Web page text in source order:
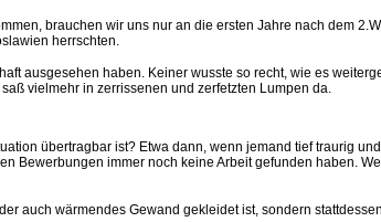
brauchen wir uns nur an die ersten Jahre nach dem
herrschten.
ausgesehen haben. Keiner wusste so recht, wie es
vielmehr in zerrissenen und zerfetzten Lumpen da.
übertragbar ist? Etwa dann, wenn jemand tief traurig
Bewerbungen immer noch keine Arbeit gefunden haben.
auch wärmendes Gewand gekleidet ist, sondern